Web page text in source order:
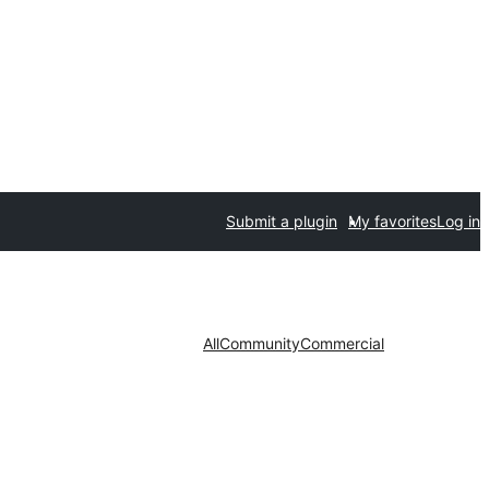
Submit a plugin My favoritesLog in
AllCommunityCommercial